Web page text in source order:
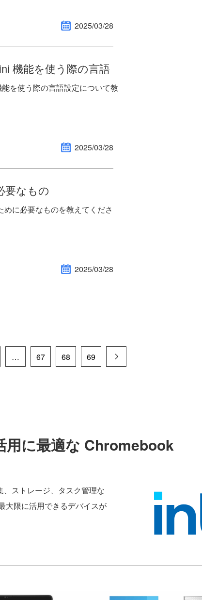
2025/03/28
機能を使う際の言語
を使う際の言語設定について教
2025/03/28
要なもの
に必要なものを教えてくださ
2025/03/28
… 67 68 69
に最適な Chromebook
ストレージ、タスク管理な
大限に活用できるデバイスが